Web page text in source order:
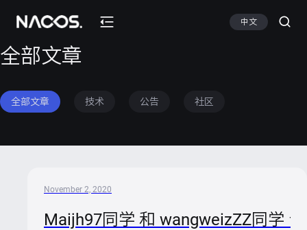
中文
全部文章
全部文章 技术 公告 社区
November 2, 2020
Maijh97同学 和 wangweizZZ同学